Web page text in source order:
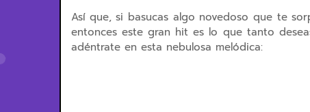
Así que, si basucas algo novedoso que te
entonces este gran hit es lo que tanto
adéntrate en esta nebulosa melódica: